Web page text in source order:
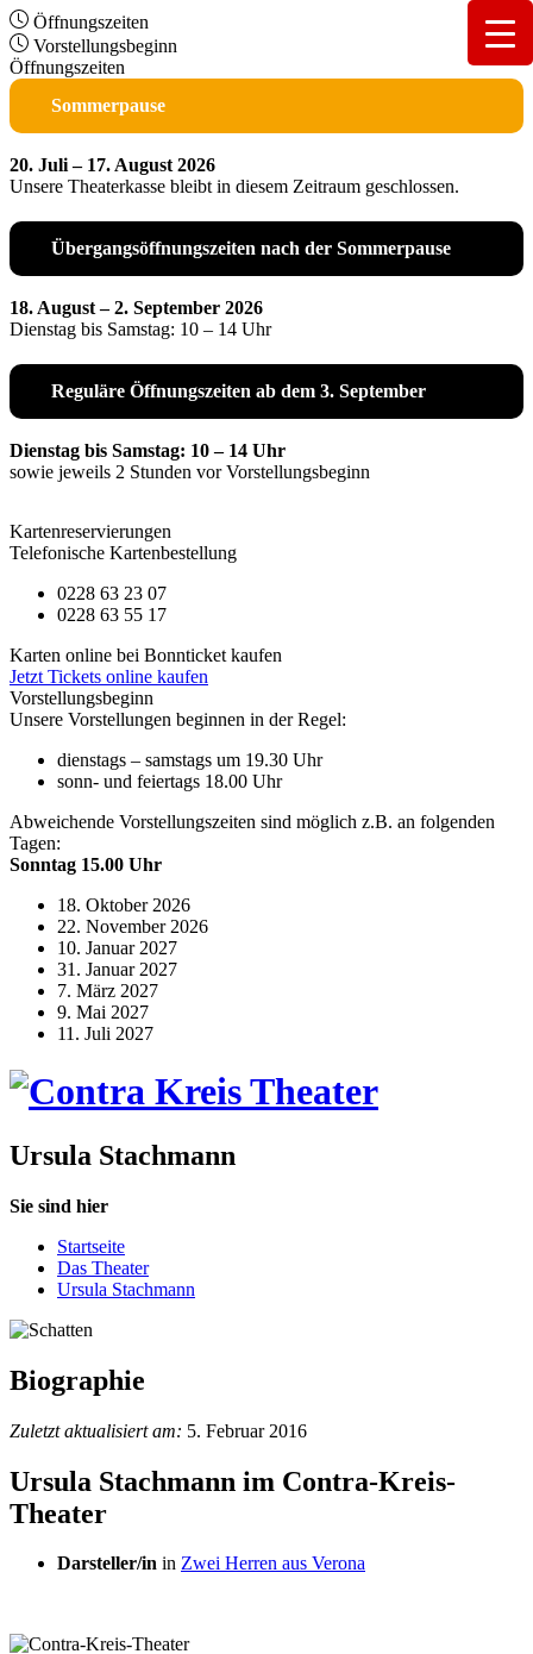
Öffnungszeiten
Vorstellungsbeginn
Öffnungszeiten
Sommerpause
20. Juli – 17. August 2026
Unsere Theaterkasse bleibt in diesem Zeitraum geschlossen.
Übergangsöffnungszeiten nach der Sommerpause
18. August – 2. September 2026
Dienstag bis Samstag: 10 – 14 Uhr
Reguläre Öffnungszeiten ab dem 3. September
Dienstag bis Samstag: 10 – 14 Uhr
sowie jeweils 2 Stunden vor Vorstellungsbeginn
Kartenreservierungen
Telefonische Kartenbestellung
0228 63 23 07
0228 63 55 17
Karten online bei Bonnticket kaufen
Jetzt Tickets online kaufen
Vorstellungsbeginn
Unsere Vorstellungen beginnen in der Regel:
dienstags – samstags um 19.30 Uhr
sonn- und feiertags 18.00 Uhr
Abweichende Vorstellungszeiten sind möglich z.B. an folgenden
Tagen:
Sonntag 15.00 Uhr
18. Oktober 2026
22. November 2026
10. Januar 2027
31. Januar 2027
7. März 2027
9. Mai 2027
11. Juli 2027
Ursula Stachmann
Sie sind hier
Startseite
Das Theater
Ursula Stachmann
Biographie
Zuletzt aktualisiert am: 5. Februar 2016
Ursula Stachmann im Contra-Kreis-
Theater
Darsteller/in in Zwei Herren aus Verona